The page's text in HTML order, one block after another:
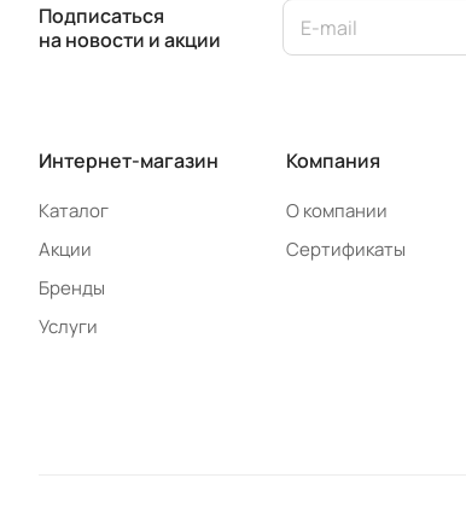
Подписаться
на новости и акции
Интернет-магазин
Каталог
Акции
Бренды
Услуги
Компания
О компании
Сертификаты